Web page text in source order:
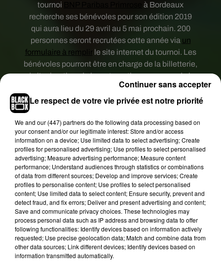
tournoi
à Bordeaux
recherche ses bénévoles pour son édition 2019
qui aura lieu du 29 avril au 5 mai prochain. 200
personnes seront recrutées cette année via un
formulaire à remplir
le site internet du tournoi. Les
bénévoles pourront être en charge de la billetterie,
de l’animation, de la restauration ou encore de la
vente des produits dérivés à la boutique. Des
chauffeurs sont également recherchés pour
transporter les joueurs. Les bénévoles pourront
profiter des matchs, de la restauration et une
soirée, le samedi, leur sera également dédiée. Ce
sera aussi l’occasion, pour les fans de tennis, de
rencontrer de grands joueurs internationaux.
Si on ne connaît pas encore les noms des
participants au tournoi cette année, ils seront
dévoilés le 9 avril, un grand nom est déjà
annoncé. Il s’agit de Nicolas Mahut, qui a
remporté l’Open d’Australie en double en janvier
dernier. Il sera le parrain de cette édition 2019 et
sera présent toute la semaine à Bordeaux.
Le respect de votre vie privée est notre priorité
We and our (447) partnersdo the following data processing based on
your consent and/or our legitimate interest: Store and/or access
information on a device; Use limited data to select advertising; Create
profiles for personalised advertising; Use profiles to select personalised
advertising; Measure advertising performance; Measure content
performance; Understand audiences through statistics or combinations
of data from different sources; Develop and improve services; Create
profiles to personalise content; Use profiles to select personalised
content; Use limited data to select content; Ensure security, prevent and
detect fraud, and fix errors; Deliver and present advertising and content;
Save and communicate privacy choices. These technologies may
process personal data such as IP address and browsing data to offer
following functionalities: Identify devices based on information actively
requested; Use precise geolocation data; Match and combine data from
other data sources; Link different devices; Identify devices based on
information transmitted automatically.
Continuer sans accepter